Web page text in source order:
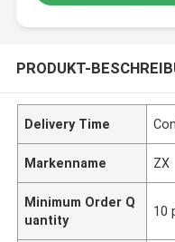
PRODUKT-
Delivery Time
Markenname ZX
Minimum Order Q
uantity
10